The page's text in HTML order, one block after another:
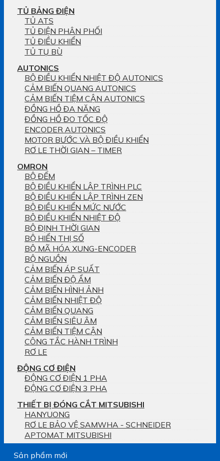
TỦ BẢNG ĐIỆN
TỦ ATS
TỦ ĐIỆN PHÂN PHỐI
TỦ ĐIỀU KHIỂN
TỦ TỤ BÙ
AUTONICS
BỘ ĐIỀU KHIỂN NHIỆT ĐỘ AUTONICS
CẢM BIẾN QUANG AUTONICS
CẢM BIẾN TIỆM CẬN AUTONICS
ĐỒNG HỒ ĐA NĂNG
ĐỒNG HỒ ĐO TỐC ĐỘ
ENCODER AUTONICS
MOTOR BƯỚC VÀ BỘ ĐIỀU KHIỂN
RƠ LE THỜI GIAN – TIMER
OMRON
BỘ ĐẾM
BỘ ĐIỀU KHIỂN LẬP TRÌNH PLC
BỘ ĐIỀU KHIỂN LẬP TRÌNH ZEN
BỘ ĐIỀU KHIỂN MỨC NƯỚC
BỘ ĐIỀU KHIỂN NHIỆT ĐỘ
BỘ ĐỊNH THỜI GIAN
BỘ HIỂN THỊ SỐ
BỘ MÃ HÓA XUNG-ENCODER
BỘ NGUỒN
CẢM BIẾN ÁP SUẤT
CẢM BIẾN ĐỘ ẨM
CẢM BIẾN HÌNH ẢNH
CẢM BIẾN NHIỆT ĐỘ
CẢM BIẾN QUANG
CẢM BIẾN SIÊU ÂM
CẢM BIẾN TIỆM CẬN
CÔNG TẮC HÀNH TRÌNH
RƠ LE
ĐỘNG CƠ ĐIỆN
ĐỘNG CƠ ĐIỆN 1 PHA
ĐỘNG CƠ ĐIỆN 3 PHA
THIẾT BỊ ĐÓNG CẮT MITSUBISHI
HANYUONG
RƠ LE BẢO VỆ SAMWHA - SCHNEIDER
APTOMAT MITSUBISHI
Sản phẩm mới